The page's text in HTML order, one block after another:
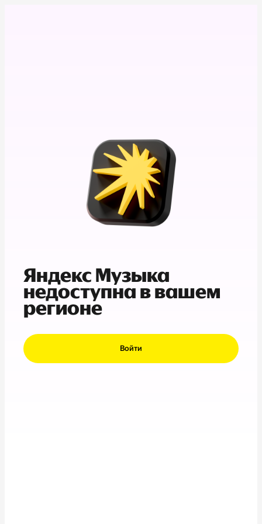
Яндекс Музыка
недоступна в вашем
регионе
Войти